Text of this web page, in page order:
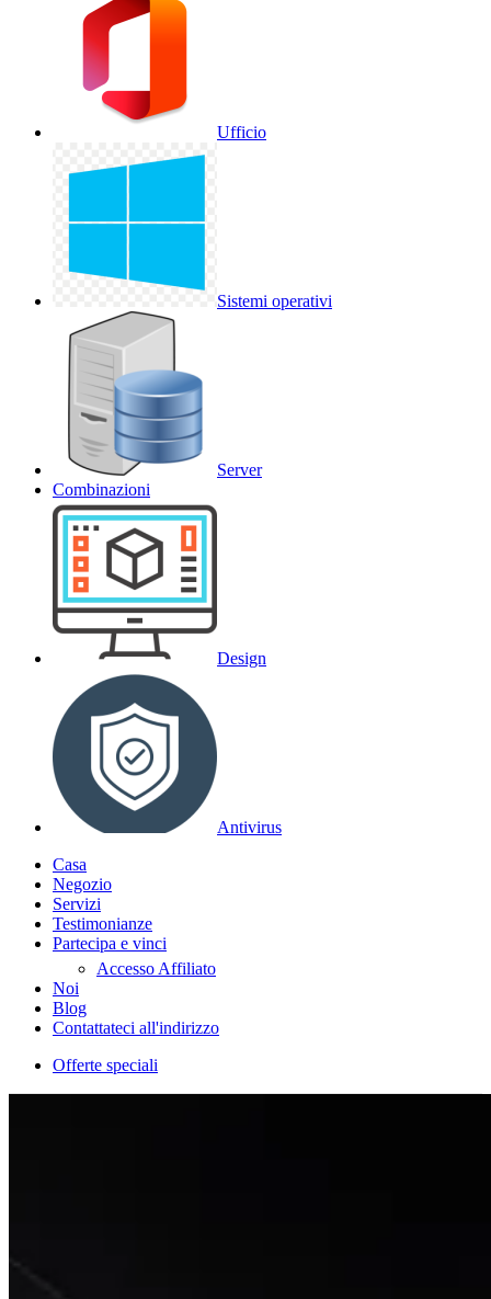
Ufficio
Sistemi operativi
Server
Combinazioni
Design
Antivirus
Casa
Negozio
Servizi
Testimonianze
Partecipa e vinci
Accesso Affiliato
Noi
Blog
Contattateci all'indirizzo
Offerte speciali